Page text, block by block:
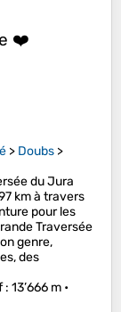
❤️
> Doubs >
du Jura
km à travers
pour les
Traversée
genre,
des
: 13’666 m •